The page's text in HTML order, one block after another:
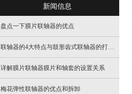
- 新分类
- 新分类
- 新分类
新闻信息
盘点一下膜片联轴器的优点
联轴器的4大特点与鼓形齿式联轴器的打齿现象分析
详解膜片联轴器膜片和轴套的设置关系
梅花弹性联轴器的优点和拆卸